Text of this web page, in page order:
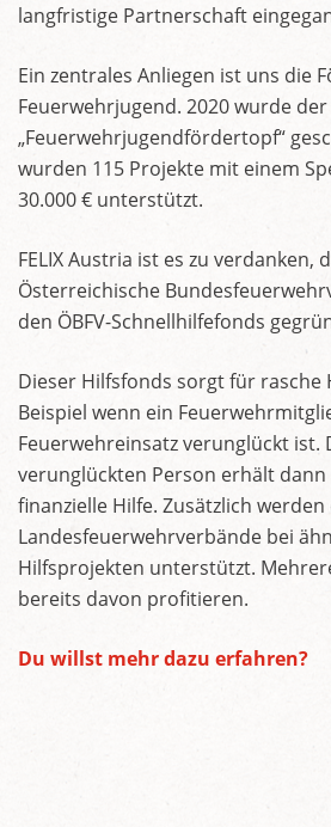
langfristige Partnerschaft
Ein zentrales Anliegen ist uns die
Feuerwehrjugend. 2020 wurde der
„Feuerwehrjugendfördertopf“
wurden 115 Projekte mit einem
30.000 € unterstützt.
FELIX Austria ist es zu verdanken,
Österreichische
den ÖBFV-Schnellhilfefonds
Dieser Hilfsfonds sorgt für rasche
Beispiel wenn ein
Feuerwehreinsatz verunglückt ist.
verunglückten Person erhält dann
finanzielle Hilfe. Zusätzlich werden
Landesfeuerwehrverbände bei
Hilfsprojekten unterstützt.
bereits davon profitieren.
Du willst mehr dazu erfahren?